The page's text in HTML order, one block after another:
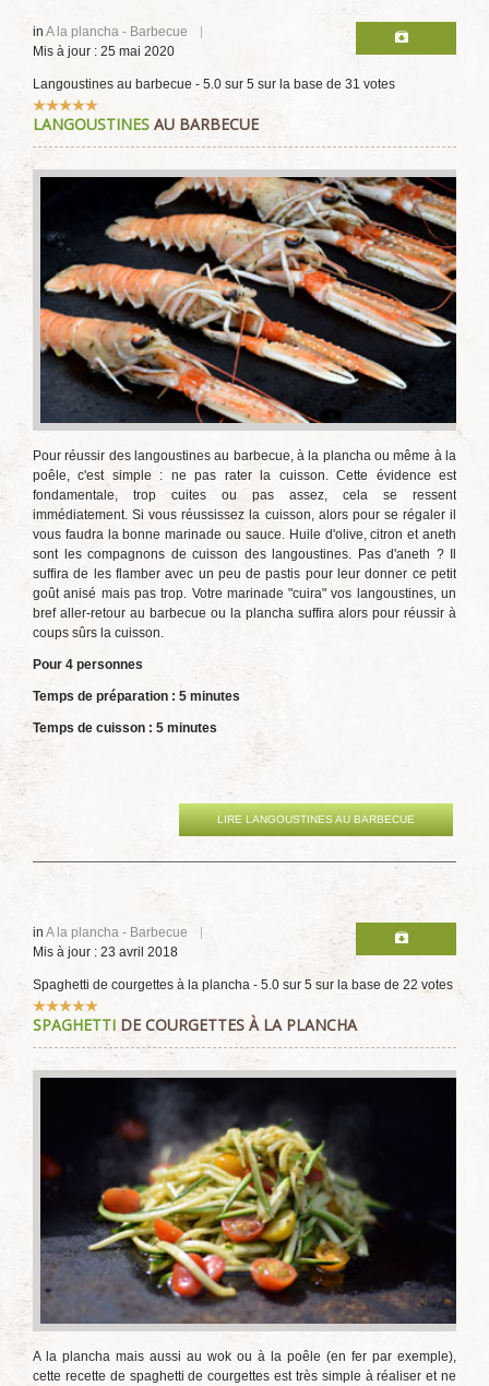
in A la plancha - Barbecue
Mis à jour : 25 mai 2020
Langoustines au barbecue - 5.0 sur 5 sur la base de 31 votes
Vote
utilisateur:5/5
LANGOUSTINES AU BARBECUE
Pour réussir des langoustines au barbecue, à la plancha ou même à la
poêle, c'est simple : ne pas rater la cuisson. Cette évidence est
fondamentale, trop cuites ou pas assez, cela se ressent
immédiatement. Si vous réussissez la cuisson, alors pour se régaler il
vous faudra la bonne marinade ou sauce. Huile d'olive, citron et aneth
sont les compagnons de cuisson des langoustines. Pas d'aneth ? Il
suffira de les flamber avec un peu de pastis pour leur donner ce petit
goût anisé mais pas trop. Votre marinade "cuira" vos langoustines, un
bref aller-retour au barbecue ou la plancha suffira alors pour réussir à
coups sûrs la cuisson.
Pour 4 personnes
Temps de préparation : 5 minutes
Temps de cuisson : 5 minutes
LIRE LANGOUSTINES AU BARBECUE
in A la plancha - Barbecue
Mis à jour : 23 avril 2018
Spaghetti de courgettes à la plancha - 5.0 sur 5 sur la base de 22 votes
Vote
utilisateur:5/5
SPAGHETTI DE COURGETTES À LA PLANCHA
A la plancha mais aussi au wok ou à la poêle (en fer par exemple),
cette recette de spaghetti de courgettes est très simple à réaliser et ne